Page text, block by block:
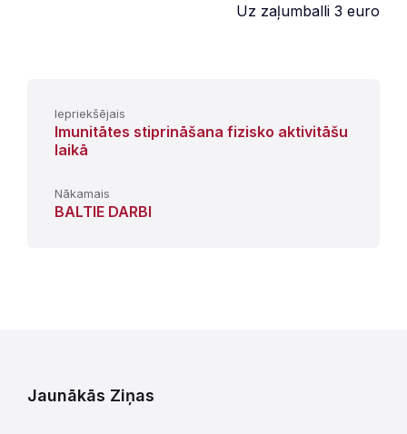
Uz zaļumballi 3 euro
Iepriekšējais
Imunitātes stiprināšana fizisko aktivitāšu
laikā
Nākamais
BALTIE DARBI
Jaunākās Ziņas